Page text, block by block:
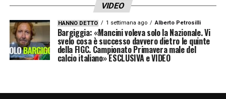
VIDEO
HANNO DETTO 1 settimana ago Alberto Petrosilli
Bargiggia: «Mancini voleva solo la Nazionale. Vi
svelo cosa è successo davvero dietro le quinte
della FIGC. Campionato Primavera male del
calcio italiano» ESCLUSIVA e VIDEO